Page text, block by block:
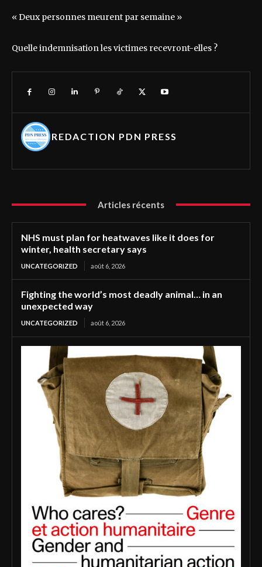
« Deux personnes meurent par semaine »
Quelle indemnisation les victimes recevront-elles ?
REDACTION PDN PRESS
Articles récents
NHS must plan for heatwaves like it does for
winter, health secretary says
UNCATEGORIZED août 6, 2026
Fighting the world’s most deadly animal… in an
unexpected way
UNCATEGORIZED août 6, 2026